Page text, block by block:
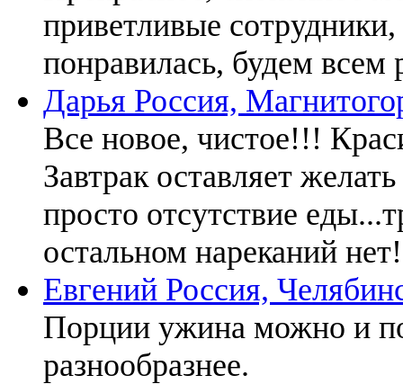
приветливые
понравилась, будем всем
Дарья Россия,
Все новое, чистое!!!
Завтрак оставляет
просто отсутствие
остальном нареканий
Евгений Россия,
Порции ужина можно и
разнообразнее.